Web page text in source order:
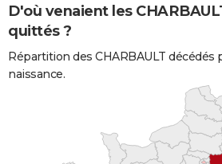
D'où venaient les
quittés ?
Répartition des CHARBAULT
naissance.